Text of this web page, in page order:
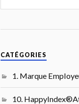
CATÉGORIES
1. Marque
10.